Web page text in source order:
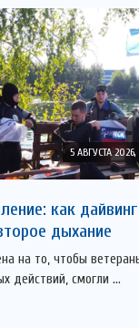
5 АВГУСТА 2026,
как
дыхание
на то, чтобы
действий, смогли ...